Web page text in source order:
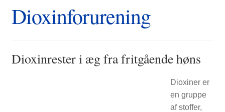
FORSIDE
Dioxinforurening
Dioxinrester i æg fra fritgående høns
Dioxiner er
en gruppe
af stoffer,